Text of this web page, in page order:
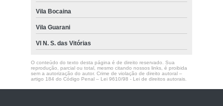
Vila Bocaina
Vila Guarani
Vl N. S. das Vitórias
O conteúdo do texto desta página é de direito reservado. Sua
reprodução, parcial ou total, mesmo citando nossos links, é proibida
sem a autorização do autor. Crime de violação de direito autoral –
artigo 184 do Código Penal – Lei 9610/98 - Lei de direitos autorais.